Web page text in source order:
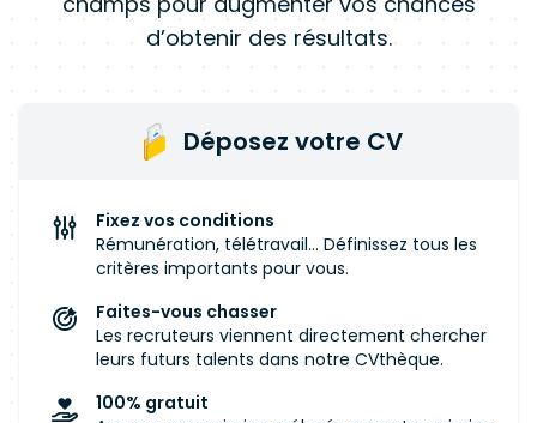
d’obtenir des résultats.
Déposez votre CV
Fixez vos conditions
Rémunération, télétravail... Définissez tous les
critères importants pour vous.
Faites-vous chasser
Les recruteurs viennent directement chercher
leurs futurs talents dans notre CVthèque.
100% gratuit